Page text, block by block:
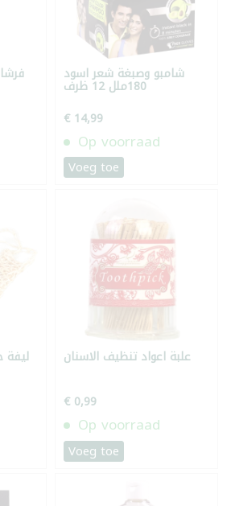
شامبو وصبغة شعر اسود
180ملل 12 ظرف
€ 14,99
Op voorraad
Voeg toe
علبة اعواد تنظيف الاسنان
€ 0,99
Op voorraad
Voeg toe